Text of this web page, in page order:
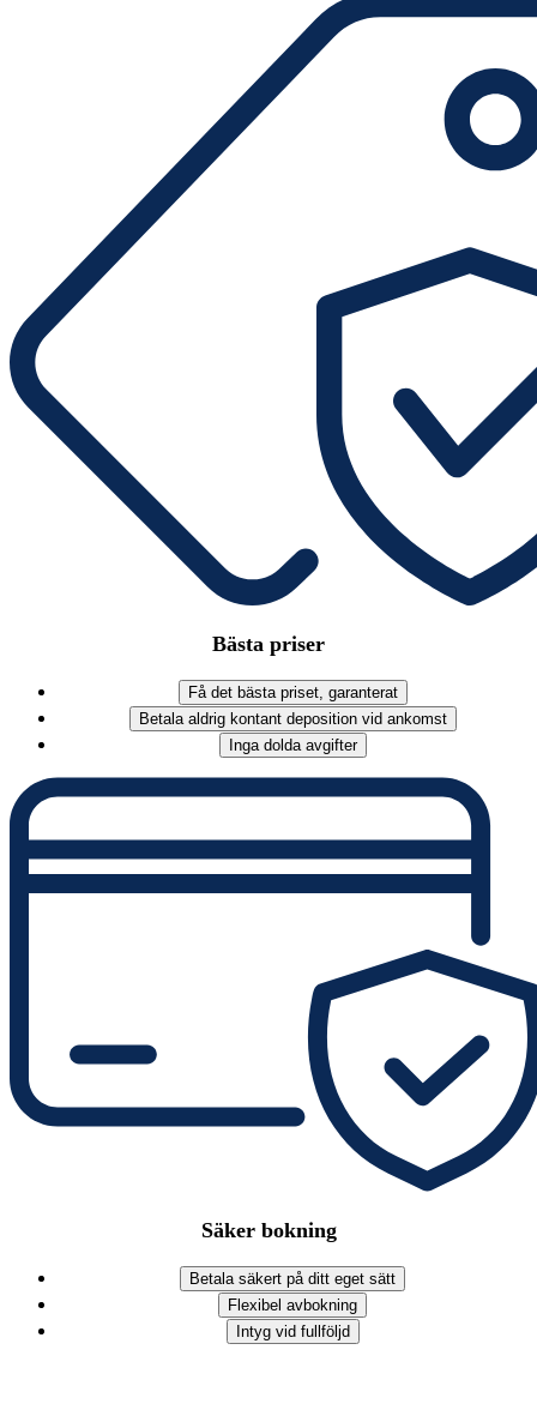
Bästa priser
Få det bästa priset, garanterat
Betala aldrig kontant deposition vid ankomst
Inga dolda avgifter
Säker bokning
Betala säkert på ditt eget sätt
Flexibel avbokning
Intyg vid fullföljd